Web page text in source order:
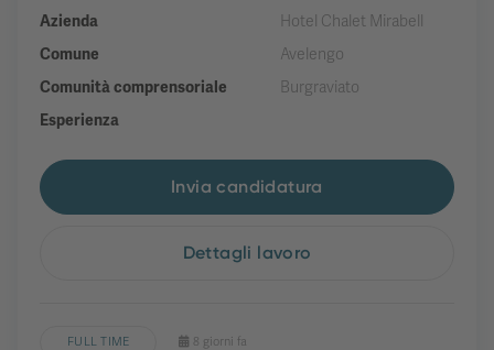
Azienda
Hotel Chalet Mirabell
Comune
Avelengo
Comunità comprensoriale
Burgraviato
Esperienza
Invia candidatura
Dettagli lavoro
FULL TIME 8 giorni fa